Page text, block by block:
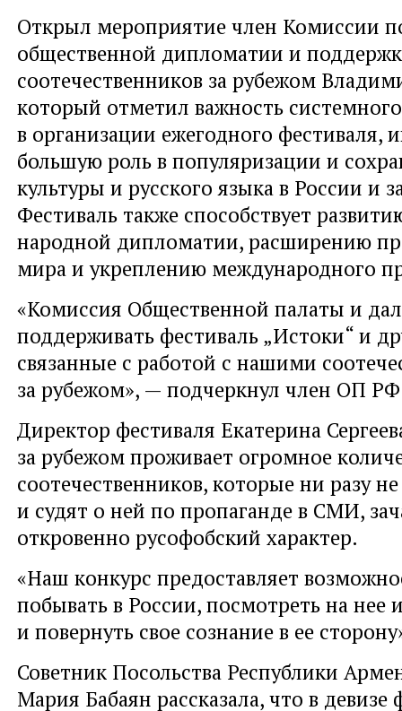
Открыл мероприятие член Комиссии
общественной дипломатии и
соотечественников за рубежом
который отметил важность
в организации ежегодного фестиваля,
большую роль в популяризации и
культуры и русского языка в России и
Фестиваль также способствует
народной дипломатии, расширению
мира и укреплению международного
«Комиссия Общественной палаты и
поддерживать фестиваль „Истоки“ и
связанные с работой с нашими
за рубежом», — подчеркнул член ОП
Директор фестиваля Екатерина
за рубежом проживает огромное
соотечественников, которые ни разу
и судят о ней по пропаганде в СМИ,
откровенно русофобский характер.
«Наш конкурс предоставляет
побывать в России, посмотреть на нее
и повернуть свое сознание в ее
Советник Посольства Республики
Мария Бабаян рассказала, что в девизе